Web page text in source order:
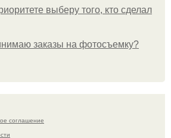
выберу того, кто сделал
заказы на фотосъемку?
соглашение